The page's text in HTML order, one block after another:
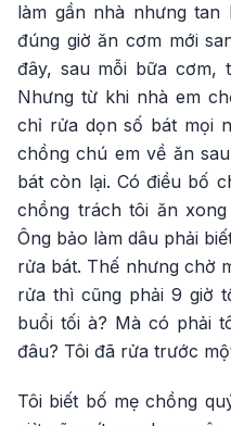
làm gần nhà nhưng tan
đúng giờ ăn cơm mới
đây, sau mỗi bữa cơm,
Nhưng từ khi nhà em
chỉ rửa dọn số bát mọi
chồng chú em về ăn
bát còn lại. Có điều bố
chồng trách tôi ăn
Ông bảo làm dâu phải
rửa bát. Thế nhưng chờ
rửa thì cũng phải 9 giờ
buổi tối à? Mà có phải
đâu? Tôi đã rửa trước
Tôi biết bố mẹ chồng